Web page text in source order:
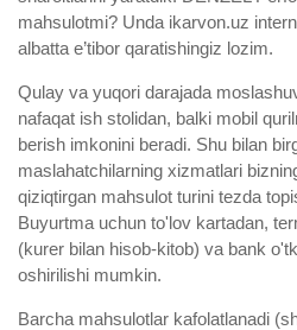
mahsulotmi? Unda ikarvon.uz
albatta e’tibor qaratishingiz lozim.
Qulay va yuqori darajada
nafaqat ish stolidan, balki mobil
berish imkonini beradi. Shu bilan
maslahatchilarning xizmatlari
qiziqtirgan mahsulot turini tezda
Buyurtma uchun to'lov kartadan,
(kurer bilan hisob-kitob) va bank
oshirilishi mumkin.
Barcha mahsulotlar kafolatlanadi